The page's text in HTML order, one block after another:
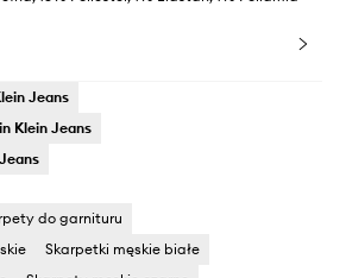
Jeans
Klein Jeans
do garnituru
Skarpetki męskie białe